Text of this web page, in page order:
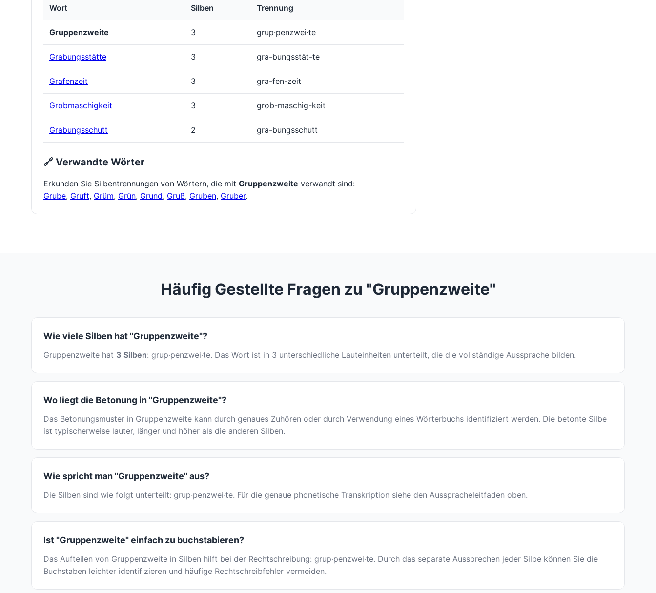
Wort Silben Trennung
Gruppenzweite 3 grup·penzwei·te
Grabungsstätte 3 gra-bungsstät-te
Grafenzeit 3 gra-fen-zeit
Grobmaschigkeit 3 grob-maschig-keit
Grabungsschutt 2 gra-bungsschutt
🔗 Verwandte Wörter
Erkunden Sie Silbentrennungen von Wörtern, die mit Gruppenzweite verwandt sind:
Grube, Gruft, Grüm, Grün, Grund, Gruß, Gruben, Gruber.
Häufig Gestellte Fragen zu "Gruppenzweite"
Wie viele Silben hat "Gruppenzweite"?
Gruppenzweite hat 3 Silben: grup·penzwei·te. Das Wort ist in 3 unterschiedliche Lauteinheiten unterteilt, die die vollständige Aussprache bilden.
Wo liegt die Betonung in "Gruppenzweite"?
Das Betonungsmuster in Gruppenzweite kann durch genaues Zuhören oder durch Verwendung eines Wörterbuchs identifiziert werden. Die betonte Silbe
ist typischerweise lauter, länger und höher als die anderen Silben.
Wie spricht man "Gruppenzweite" aus?
Die Silben sind wie folgt unterteilt: grup·penzwei·te. Für die genaue phonetische Transkription siehe den Ausspracheleitfaden oben.
Ist "Gruppenzweite" einfach zu buchstabieren?
Das Aufteilen von Gruppenzweite in Silben hilft bei der Rechtschreibung: grup·penzwei·te. Durch das separate Aussprechen jeder Silbe können Sie die
Buchstaben leichter identifizieren und häufige Rechtschreibfehler vermeiden.